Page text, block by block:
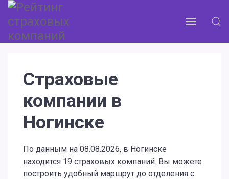
Страховые
компании в
Ногинске
По данным на 08.08.2026, в Ногинске
находится 19 страховых компаний. Вы можете
построить удобный маршрут до отделения с